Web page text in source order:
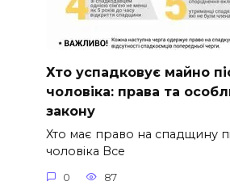
Хто успадковує майно
чоловіка: права та
закону
Хто має право на спадщину
чоловіка Все
0 87